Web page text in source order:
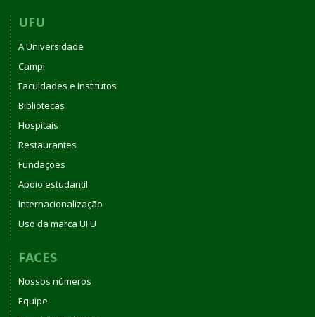
UFU
A Universidade
Campi
Faculdades e Institutos
Bibliotecas
Hospitais
Restaurantes
Fundações
Apoio estudantil
Internacionalização
Uso da marca UFU
FACES
Nossos números
Equipe